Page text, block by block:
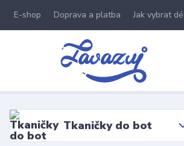
E-shop Doprava a platba Jak vybrat
Tkaničky do bot